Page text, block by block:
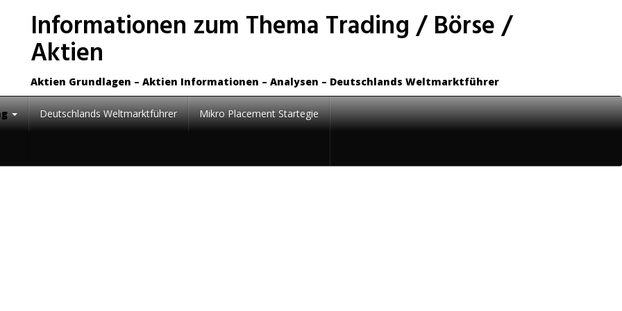
Informationen zum Thema Trading / Börse /
Aktien
Aktien Grundlagen – Aktien Informationen – Analysen – Deutschlands Weltmarktführer
Deutschlands Weltmarktführer Mikro Placement Startegie